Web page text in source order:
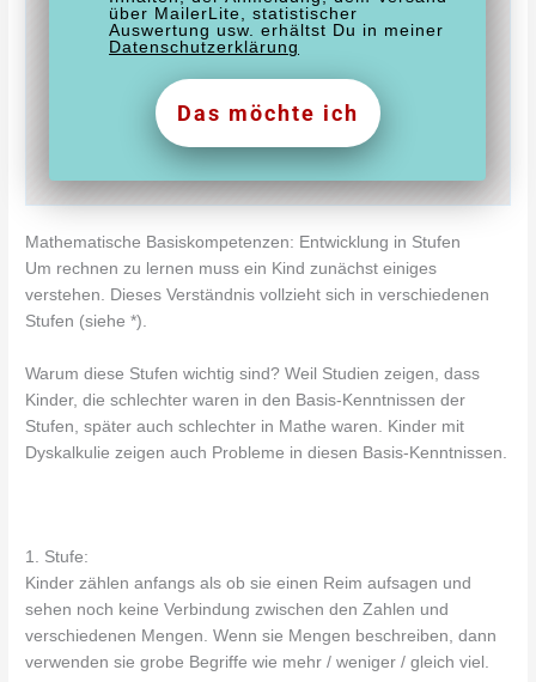
über MailerLite, statistischer
Auswertung usw. erhältst Du in meiner
Datenschutzerklärung
Das möchte ich
Mathematische Basiskompetenzen: Entwicklung in Stufen
Um rechnen zu lernen muss ein Kind zunächst einiges
verstehen. Dieses Verständnis vollzieht sich in verschiedenen
Stufen (siehe *).
Warum diese Stufen wichtig sind? Weil Studien zeigen, dass
Kinder, die schlechter waren in den Basis-Kenntnissen der
Stufen, später auch schlechter in Mathe waren. Kinder mit
Dyskalkulie zeigen auch Probleme in diesen Basis-Kenntnissen.
1. Stufe:
Kinder zählen anfangs als ob sie einen Reim aufsagen und
sehen noch keine Verbindung zwischen den Zahlen und
verschiedenen Mengen. Wenn sie Mengen beschreiben, dann
verwenden sie grobe Begriffe wie mehr / weniger / gleich viel.